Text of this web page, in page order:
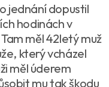
jednání dopustil
hodinách v
měl 42letý muž
který vcházel
měl úderem
mu tak škodu